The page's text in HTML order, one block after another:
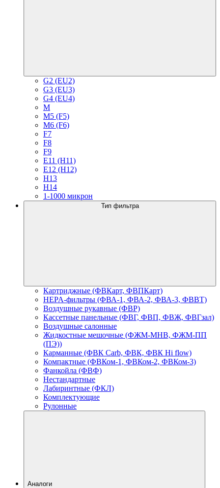
G2 (EU2)
G3 (EU3)
G4 (EU4)
M
M5 (F5)
M6 (F6)
F7
F8
F9
E11 (H11)
E12 (H12)
H13
H14
1-1000 микрон
Тип фильтра
Картриджные (ФВКарт, ФВПКарт)
HEPA-фильтры (ФВА-1, ФВА-2, ФВА-3, ФВВТ)
Воздушные рукавные (ФВР)
Кассетные панельные (ФВГ, ФВП, ФВЖ, ФВГзал)
Воздушные салонные
Жидкостные мешочные (ФЖМ-МНВ, ФЖМ-ПП
(ПЭ))
Карманные (ФВК Carb, ФВК, ФВК Hi flow)
Компактные (ФВКом-1, ФВКом-2, ФВКом-3)
Фанкойла (ФВФ)
Нестандартные
Лабиринтные (ФКЛ)
Комплектующие
Рулонные
Аналоги